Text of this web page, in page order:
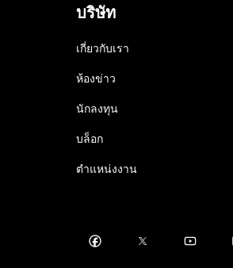
บริษัท
เกี่ยวกับเรา
ห้องข่าว
นักลงทุน
บล็อก
ตำแหน่งงาน